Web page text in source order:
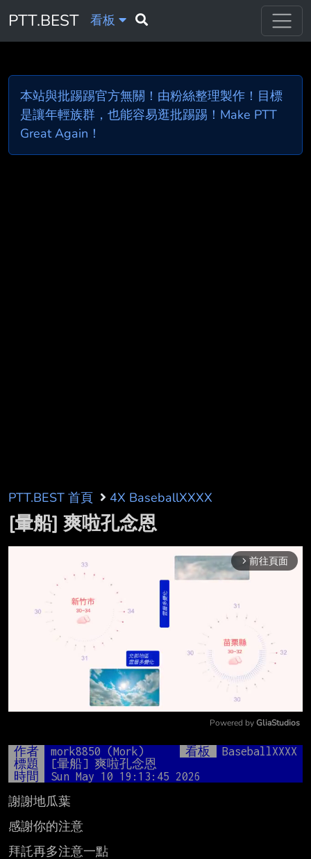
PTT.BEST 看板
本站與批踢踢官方無關！由粉絲整理製作！目標
是讓年輕族群，也能容易逛批踢踢！Make PTT
Great Again！
PTT.BEST 首頁 4X BaseballXXXX
[暈船] 爽啦孔念恩
arrow_forward_ios 前往頁面
Mute
Powered by GliaStudios
作者 mork8850 (Mork) 看板
BaseballXXXX
標題
[暈船] 爽啦孔念恩
時間
Sun May 10 19:13:45 2026
謝謝地瓜葉
感謝你的注意
拜託再多注意一點